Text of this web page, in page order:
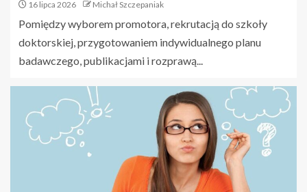
16 lipca 2026 Michał Szczepaniak
Pomiędzy wyborem promotora, rekrutacją do szkoły
doktorskiej, przygotowaniem indywidualnego planu
badawczego, publikacjami i rozprawą...